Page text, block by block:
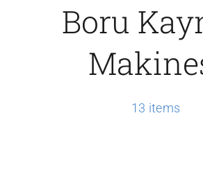
ÜrünlerimizBoru
13 items